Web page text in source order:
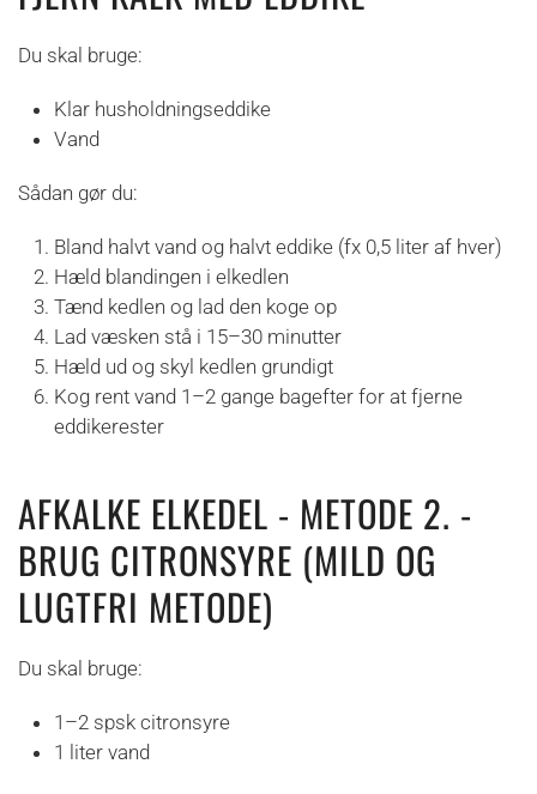
Du skal bruge:
Klar husholdningseddike
Vand
Sådan gør du:
Bland halvt vand og halvt eddike (fx 0,5 liter af hver)
Hæld blandingen i elkedlen
Tænd kedlen og lad den koge op
Lad væsken stå i 15–30 minutter
Hæld ud og skyl kedlen grundigt
Kog rent vand 1–2 gange bagefter for at fjerne
eddikerester
AFKALKE ELKEDEL - METODE 2. -
BRUG CITRONSYRE (MILD OG
LUGTFRI METODE)
Du skal bruge:
1–2 spsk citronsyre
1 liter vand